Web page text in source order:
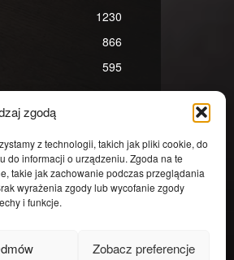
zgodą
z technologii, takich jak pliki cookie, do
do informacji o urządzeniu. Zgoda na te
takie jak zachowanie podczas przeglądania
wyrażenia zgody lub wycofanie zgody
i funkcje.
Zobacz preferencje
1230
866
595